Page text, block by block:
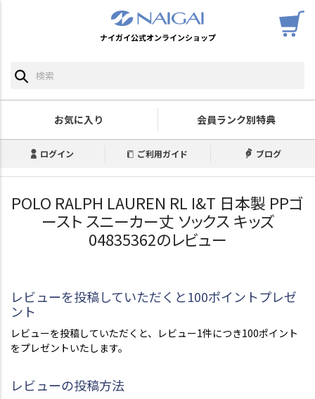
ナイガイ公式オンラインショップ
お気に入り 会員ランク別特典
ログイン ご利用ガイド ブログ
POLO RALPH LAUREN RL I&T 日本製 PPゴ
ースト スニーカー丈 ソックス キッズ
04835362のレビュー
レビューを投稿していただくと100ポイントプレゼ
ント
レビューを投稿していただくと、レビュー1件につき100ポイント
をプレゼントいたします。
レビューの投稿方法